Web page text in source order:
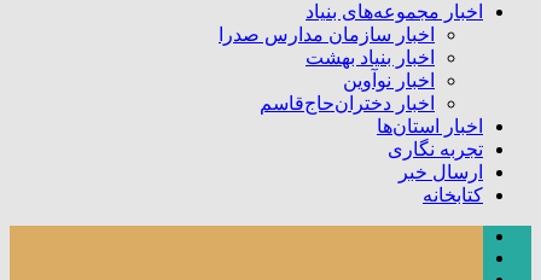
اخبار مجموعه‌های بنیاد
اخبار سازمان مدارس صدرا
اخبار بنیاد بهشت
اخبار نوآوین
اخبار دختران‌حاج‌قاسم
اخبار استان‌ها
تجربه نگاری
ارسال خبر
کتابخانه